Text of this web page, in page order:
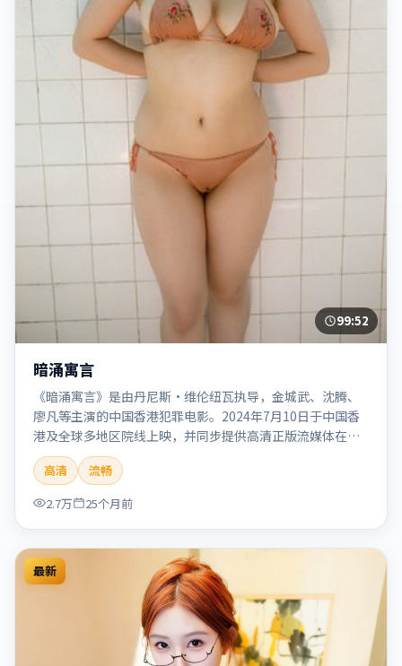
99:52
暗涌寓言
《暗涌寓言》是由丹尼斯·维伦纽瓦执导，金城武、沈腾、
廖凡等主演的中国香港犯罪电影。2024年7月10日于中国香
港及全球多地区院线上映，并同步提供高清正版流媒体在线
观看。剧情与看点：聚焦案件与人性灰色地带，张力十足，
兼具社会观察与戏剧冲突。本片适合检索「暗涌寓言」「丹
尼斯·维伦纽瓦」「犯罪」「中国香港」「2024」「2024-
07-10上映」等关键词的影迷阅读简介与主创信息。
高清
流畅
2.7万
25个月前
最新